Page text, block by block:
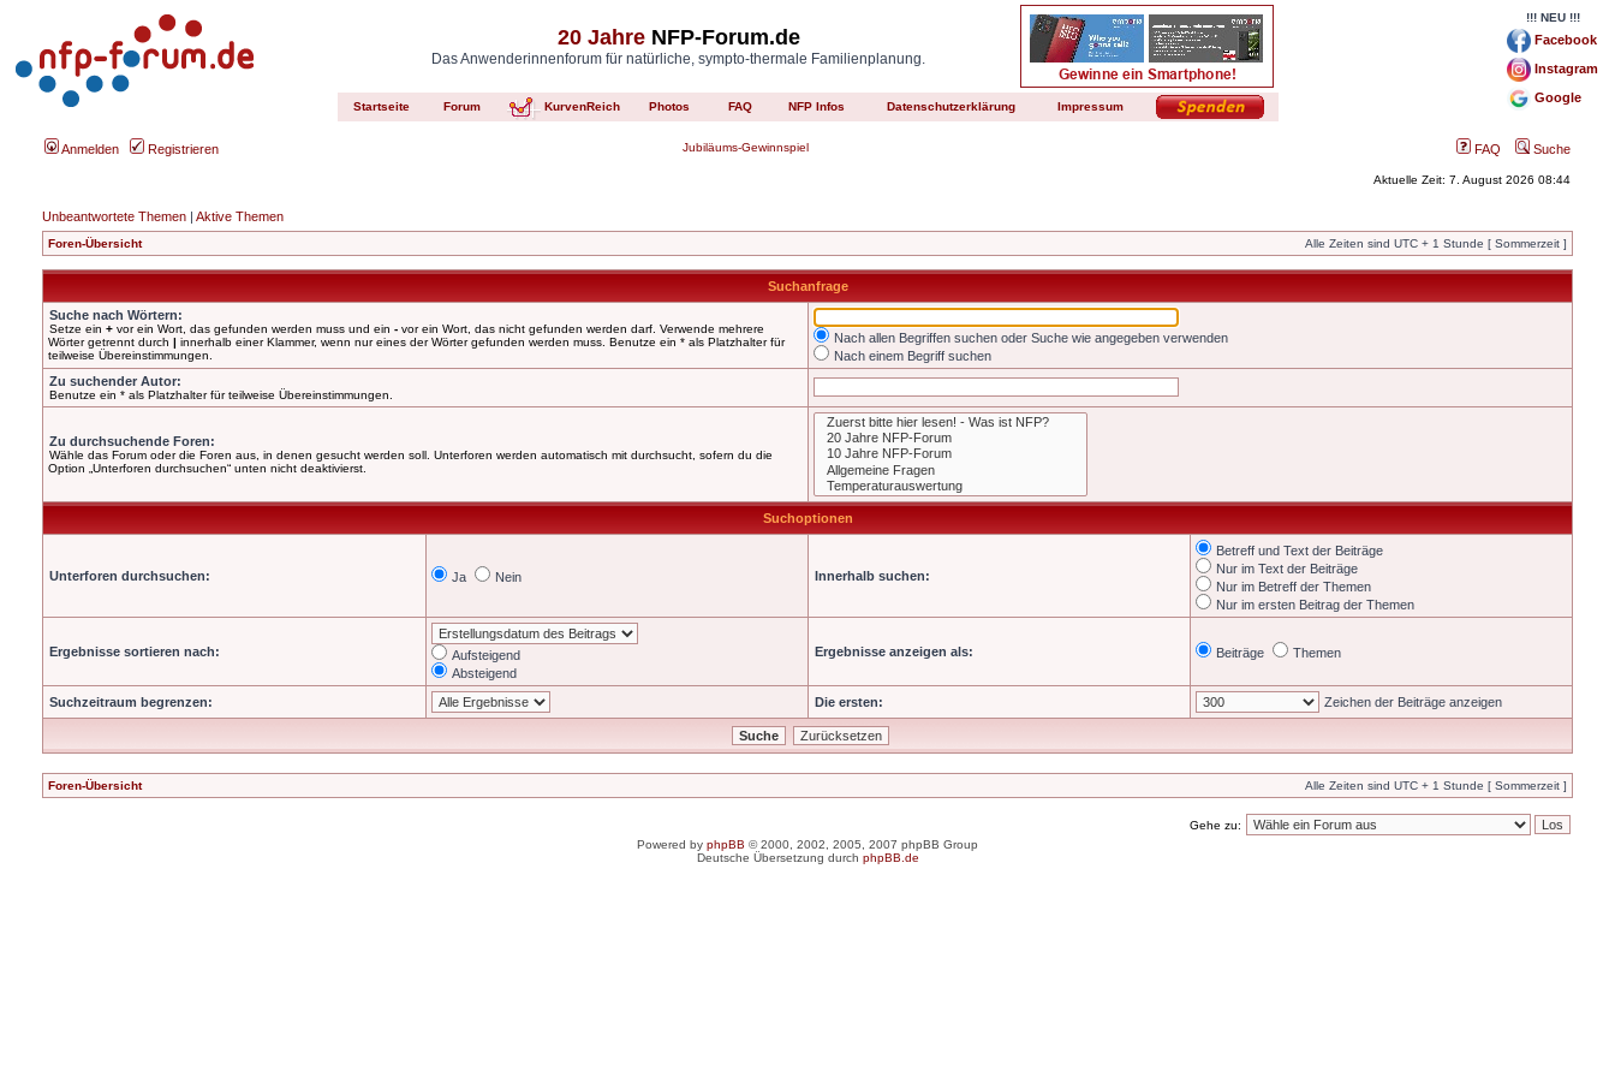
20 JahreNFP-Forum.de
Das Anwenderinnenforum für natürliche, sympto-thermale Familienplanung.
Startseite Forum KurvenReich Photos FAQ NFP Infos Datenschutzerklärung Impressum
!!! NEU !!!
Facebook
Instagram
Google
Anmelden Registrieren Jubiläums-Gewinnspiel FAQ Suche
Aktuelle Zeit: 7. August 2026 08:44
Unbeantwortete Themen | Aktive Themen
Foren-Übersicht Alle Zeiten sind UTC + 1 Stunde [ Sommerzeit ]
Suchanfrage
Suche nach Wörtern:
Setze ein + vor ein Wort, das gefunden werden muss und ein - vor ein Wort, das nicht gefunden werden darf. Verwende mehrere
Wörter getrennt durch | innerhalb einer Klammer, wenn nur eines der Wörter gefunden werden muss. Benutze ein * als Platzhalter für
teilweise Übereinstimmungen.
Nach allen Begriffen suchen oder Suche wie angegeben verwenden
Nach einem Begriff suchen
Zu suchender Autor:
Benutze ein * als Platzhalter für teilweise Übereinstimmungen.
Zu durchsuchende Foren:
Wähle das Forum oder die Foren aus, in denen gesucht werden soll. Unterforen werden automatisch mit durchsucht, sofern du die
Option „Unterforen durchsuchen“ unten nicht deaktivierst.
Suchoptionen
Unterforen durchsuchen: Ja Nein Innerhalb suchen:
Betreff und Text der Beiträge
Nur im Text der Beiträge
Nur im Betreff der Themen
Nur im ersten Beitrag der Themen
Ergebnisse sortieren nach:
Aufsteigend
Absteigend
Ergebnisse anzeigen als: Beiträge Themen
Suchzeitraum begrenzen: Die ersten: Zeichen der Beiträge anzeigen
Foren-Übersicht Alle Zeiten sind UTC + 1 Stunde [ Sommerzeit ]
Gehe zu:
Powered by phpBB © 2000, 2002, 2005, 2007 phpBB Group
Deutsche Übersetzung durch phpBB.de